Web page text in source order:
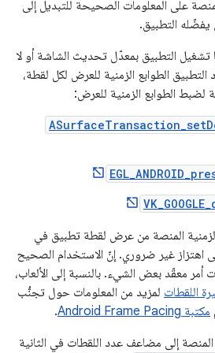
على المعلومات الصحيحة للتبديل إلى
يفضّله التطبيق.
تشغيل التطبيق بمعدّل تحديث الشاشة أو لا
الطوابع الزمنية للعرض لكل لقطة،
لضبط الطوابع الزمنية للعرض:
المنصة من عرض لقطة تطبيق في
اهتزاز غير ضروري. إنّ الاستخدام الصحيح
أمر معقّد بعض الشيء. بالنسبة إلى الألعاب،
اللقطات لمزيد من المعلومات حول تجنُّب
مكتبة Android Frame Pacing
.
إلى مضاعف عدد اللقطات في الثانية